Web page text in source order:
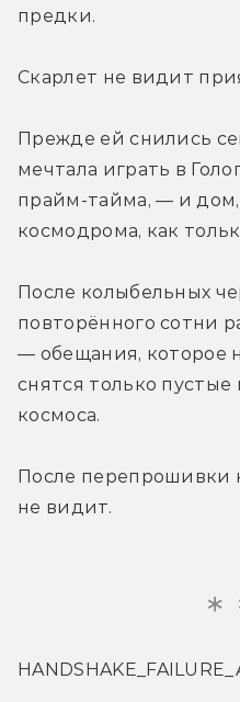
предки.
Скарлет не видит
Прежде ей снились
мечтала играть в
прайм-тайма, — и
космодрома, как
После колыбельных
повторённого сотни
— обещания, которое
снятся только
космоса.
После перепрошивки
не видит.